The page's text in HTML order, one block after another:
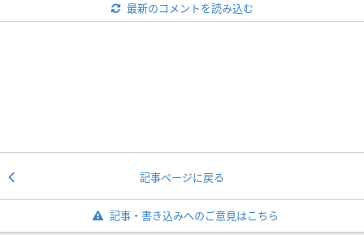
最新のコメントを読み込む
記事ページに戻る
記事・書き込みへのご意見はこちら